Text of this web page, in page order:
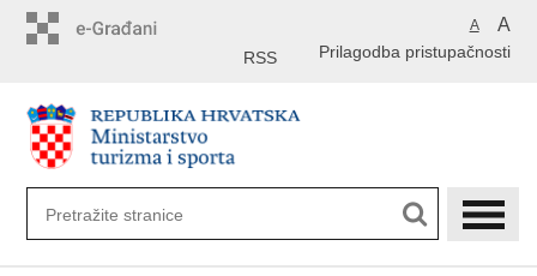
A A
Prilagodba pristupačnosti
RSS